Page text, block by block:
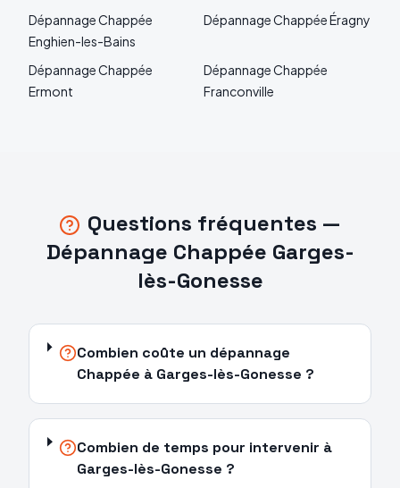
DépannageChappée
Enghien-les-Bains
DépannageChappéeÉragny
DépannageChappée
Ermont
DépannageChappée
Franconville
Questions fréquentes —
Dépannage Chappée Garges-
lès-Gonesse
Combien coûte un dépannage
Chappée à Garges-lès-Gonesse ?
Combien de temps pour intervenir à
Garges-lès-Gonesse ?